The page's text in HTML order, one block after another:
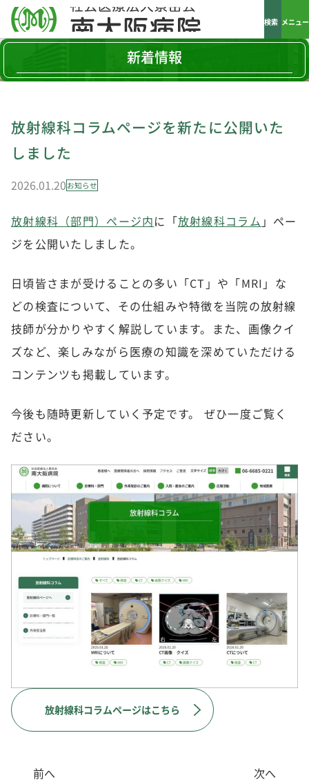
検索 メニュー
新着情報
放射線科コラムページを新たに公開いた
しました
2026.01.20 お知らせ
放射線科（部門）ページ内に「放射線科コラム 」ペー
ジを公開いたしました。
日頃皆さまが受けることの多い「CT」や「MRI」な
どの検査について、その仕組みや特徴を当院の放射線
技師が分かりやすく解説しています。また、画像クイ
ズなど、楽しみながら医療の知識を深めていただける
コンテンツも掲載しています。
今後も随時更新していく予定です。 ぜひ一度ご覧く
ださい。
放射線科コラムページはこちら
前へ 次へ